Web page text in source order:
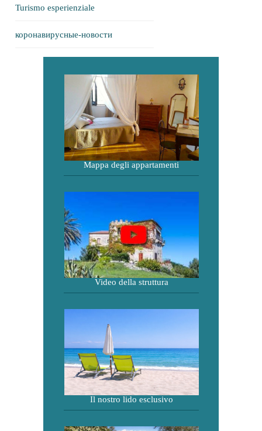
Turismo esperienziale
коронавирусные-новости
Mappa degli appartamenti
Video della struttura
Il nostro lido esclusivo